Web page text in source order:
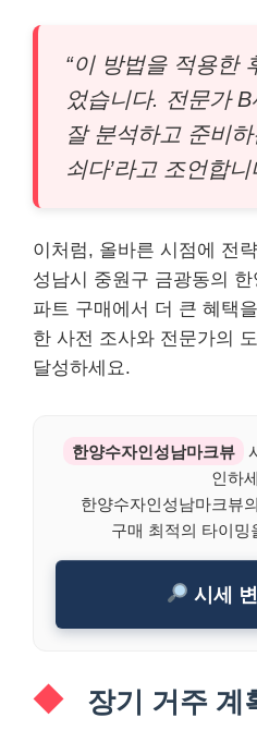
“이 방법을 적용한
었습니다. 전문가
잘 분석하고 준비
쇠다’라고 조언합니
이처럼, 올바른 시점에 전
성남시 중원구 금광동의
파트 구매에서 더 큰 혜택
한 사전 조사와 전문가의
달성하세요.
한양수자인성남마크뷰
인하
한양수자인성남마크뷰
구매 최적의 타이밍
시세
장기 거주 계